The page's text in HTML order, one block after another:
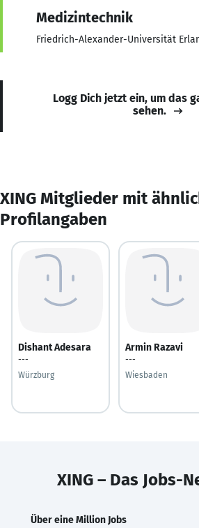
Medizintechnik
Friedrich-Alexander-Universität
Logg Dich jetzt ein, um das
sehen.
XING Mitglieder mit
Profilangaben
Dishant Adesara
---
Würzburg
Armin Razavi
---
Wiesbaden
XING – Das Jobs-
Über eine Million Jobs